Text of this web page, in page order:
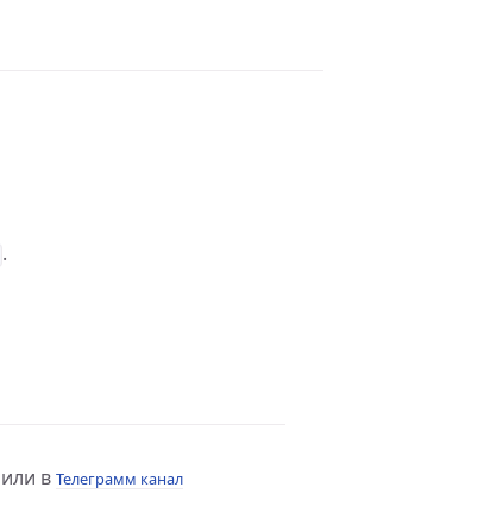
.
или в Телеграмм канал